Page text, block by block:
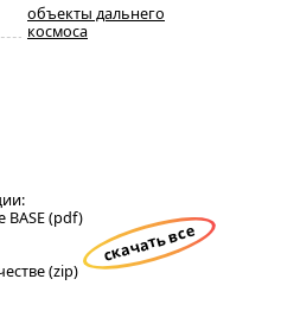
объекты дальнего
космоса
BASE (pdf)
(zip)
скачать все